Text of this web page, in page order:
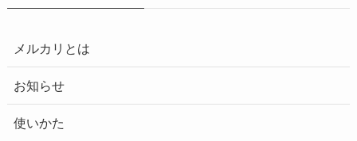
メルカリとは
お知らせ
使いかた